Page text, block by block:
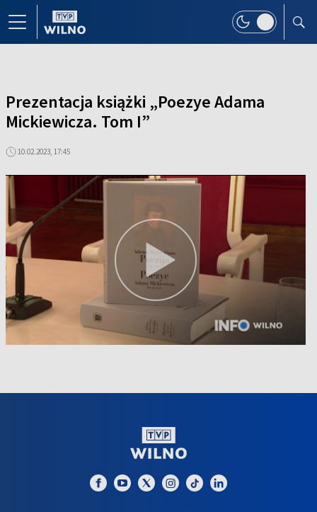
Prezentacja książki „Poezye Adama
Mickiewicza. Tom I”
10.02.2023, 17:45